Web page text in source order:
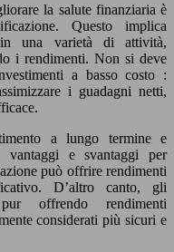
la salute finanziaria è
Questo implica
in una varietà di attività,
i rendimenti. Non si deve
a basso costo :
i guadagni netti,
a lungo termine e
vantaggi e svantaggi per
può offrire rendimenti
D’altro canto, gli
offrendo rendimenti
considerati più sicuri e